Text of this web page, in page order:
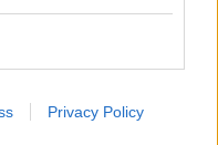
Privacy Policy